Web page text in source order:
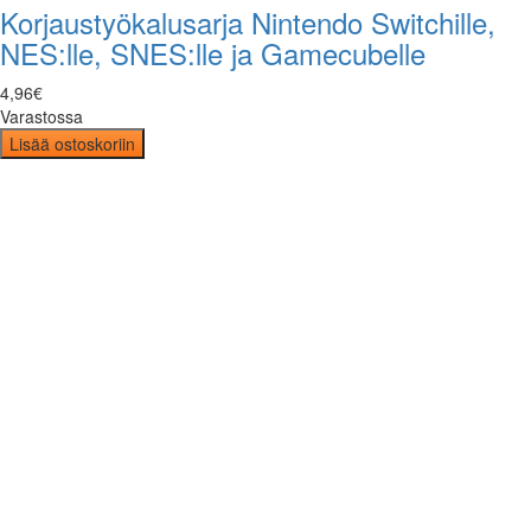
Korjaustyökalusarja Nintendo Switchille,
NES:lle, SNES:lle ja Gamecubelle
4,96€
Varastossa
Lisää ostoskoriin